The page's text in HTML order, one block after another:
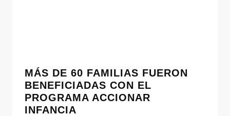
MÁS DE 60 FAMILIAS FUERON
BENEFICIADAS CON EL
PROGRAMA ACCIONAR
INFANCIA